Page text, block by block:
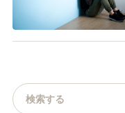
記事を検索